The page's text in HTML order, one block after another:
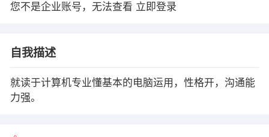
您不是企业账号，无法查看 立即登录
自我描述
就读于计算机专业懂基本的电脑运用，性格开，沟通能
力强。